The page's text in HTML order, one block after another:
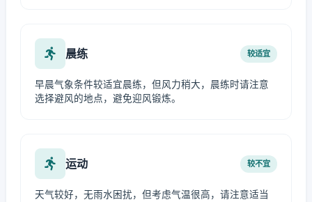
晨练 较适宜
早晨气象条件较适宜晨练，但风力稍大，晨练时请注意
选择避风的地点，避免迎风锻炼。
运动 较不宜
天气较好，无雨水困扰，但考虑气温很高，请注意适当